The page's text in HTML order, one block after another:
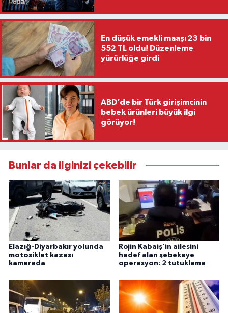
En düşük emekli maaşı 23 bin
552 TL oldu! Düzenleme
yürürlüğe girdi
ABD’de bir Türk girişimcinin
bebek ürünleri büyük ilgi
görüyor!
Bunlar da ilginizi çekebilir
Elazığ-Diyarbakır yolunda
motosiklet kazası
kamerada
Rojin Kabaiş’in ailesini
hedef alan şebekeye
operasyon: 2 tutuklama